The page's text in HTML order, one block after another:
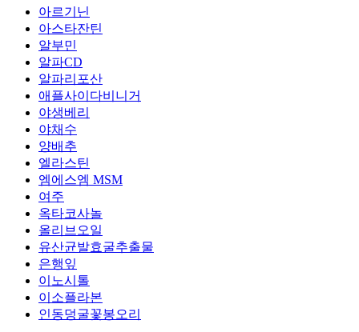
아르기닌
아스타잔틴
알부민
알파CD
알파리포산
애플사이다비니거
야생베리
야채수
양배추
엘라스틴
엠에스엠 MSM
여주
옥타코사놀
올리브오일
유산균발효굴추출물
은행잎
이노시톨
이소플라본
인동덩굴꽃봉오리